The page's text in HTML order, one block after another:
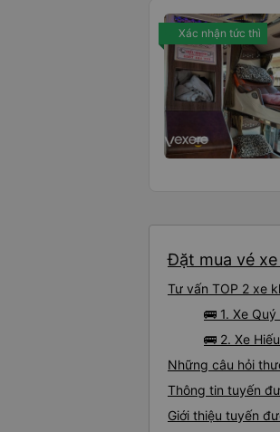
Xác nhận tức thì
Đặt mua vé
Tư vấn TOP 2 xe
🚌 1. Xe
🚌 2. Xe
Những câu hỏi
Thông tin tuyến
Giới thiệu tuyến